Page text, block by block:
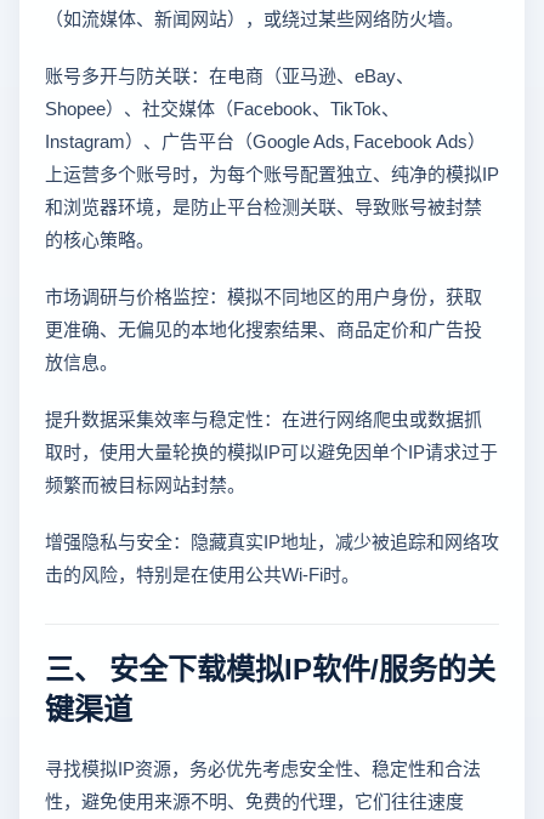
（如流媒体、新闻网站），或绕过某些网络防火墙。
账号多开与防关联：在电商（亚马逊、eBay、
Shopee）、社交媒体（Facebook、TikTok、
Instagram）、广告平台（Google Ads, Facebook Ads）
上运营多个账号时，为每个账号配置独立、纯净的模拟IP
和浏览器环境，是防止平台检测关联、导致账号被封禁
的核心策略。
市场调研与价格监控：模拟不同地区的用户身份，获取
更准确、无偏见的本地化搜索结果、商品定价和广告投
放信息。
提升数据采集效率与稳定性：在进行网络爬虫或数据抓
取时，使用大量轮换的模拟IP可以避免因单个IP请求过于
频繁而被目标网站封禁。
增强隐私与安全：隐藏真实IP地址，减少被追踪和网络攻
击的风险，特别是在使用公共Wi-Fi时。
三、 安全下载模拟IP软件/服务的关
键渠道
寻找模拟IP资源，务必优先考虑安全性、稳定性和合法
性，避免使用来源不明、免费的代理，它们往往速度